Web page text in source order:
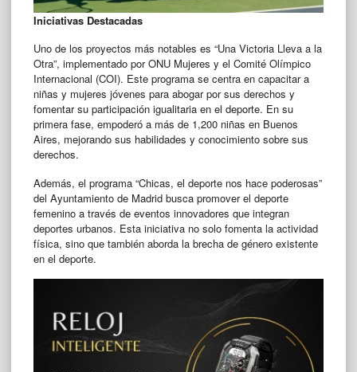
Iniciativas Destacadas
Uno de los proyectos más notables es “Una Victoria Lleva a la
Otra”, implementado por ONU Mujeres y el Comité Olímpico
Internacional (COI). Este programa se centra en capacitar a
niñas y mujeres jóvenes para abogar por sus derechos y
fomentar su participación igualitaria en el deporte. En su
primera fase, empoderó a más de 1,200 niñas en Buenos
Aires, mejorando sus habilidades y conocimiento sobre sus
derechos.
Además, el programa “Chicas, el deporte nos hace poderosas”
del Ayuntamiento de Madrid busca promover el deporte
femenino a través de eventos innovadores que integran
deportes urbanos. Esta iniciativa no solo fomenta la actividad
física, sino que también aborda la brecha de género existente
en el deporte.